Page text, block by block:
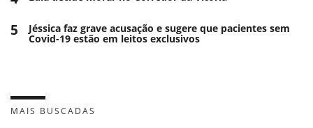
5 Jéssica faz grave acusação e sugere que pacientes sem
Covid-19 estão em leitos exclusivos
MAIS BUSCADAS